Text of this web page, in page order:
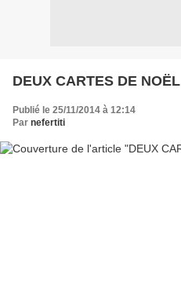
DEUX CARTES DE NOËL
Publié le 25/11/2014 à 12:14
Par nefertiti